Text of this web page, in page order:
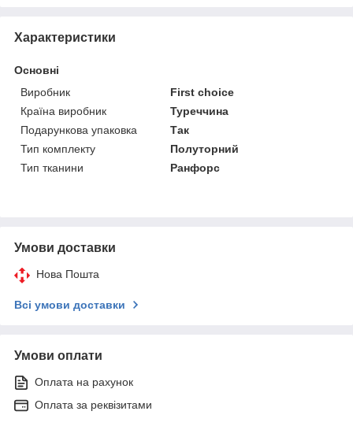
Характеристики
Основні
Виробник
First choice
Країна виробник
Туреччина
Подарункова упаковка
Так
Тип комплекту
Полуторний
Тип тканини
Ранфорс
Умови доставки
Нова Пошта
Всі умови доставки
Умови оплати
Оплата на рахунок
Оплата за реквізитами